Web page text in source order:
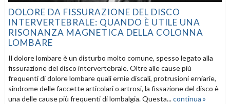
DOLORE DA FISSURAZIONE DEL DISCO
INTERVERTEBRALE: QUANDO È UTILE UNA
RISONANZA MAGNETICA DELLA COLONNA
LOMBARE
Il dolore lombare è un disturbo molto comune, spesso legato alla
fissurazione del disco intervertebrale. Oltre alle cause più
frequenti di dolore lombare quali ernie discali, protrusioni erniarie,
sindrome delle faccette articolari o artrosi, la fissazione del disco è
una delle cause più frequenti di lombalgia. Questa...continua »